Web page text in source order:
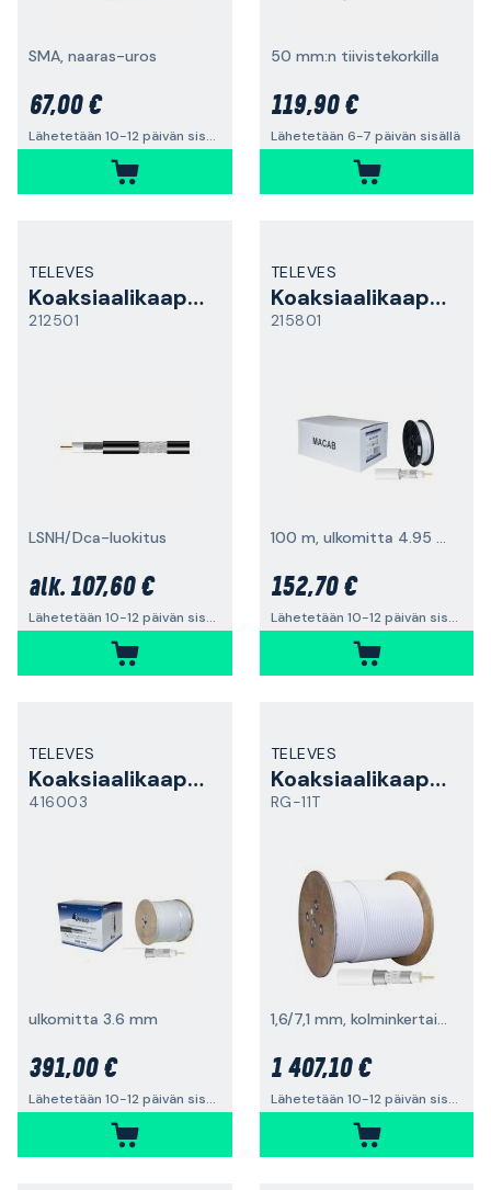
SMA, naaras-uros
67,00 €
Lähetetään 10-12 päivän sisällä
50 mm:n tiivistekorkilla
119,90 €
Lähetetään 6-7 päivän sisällä
TELEVES
Koaksiaalikaapeli
212501
LSNH/Dca-luokitus
alk. 107,60 €
Lähetetään 10-12 päivän sisällä
TELEVES
Koaksiaalikaapeli
215801
100 m, ulkomitta 4.95 mm
152,70 €
Lähetetään 10-12 päivän sisällä
TELEVES
Koaksiaalikaapeli
416003
ulkomitta 3.6 mm
391,00 €
Lähetetään 10-12 päivän sisällä
TELEVES
Koaksiaalikaapeli
RG-11T
1,6/7,1 mm, kolminkertainen suoja, 500 m
1 407,10 €
Lähetetään 10-12 päivän sisällä